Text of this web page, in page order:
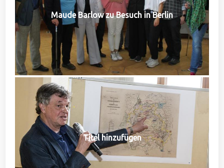
Maude Barlow zu Besuch in Berlin
Titel hinzufügen